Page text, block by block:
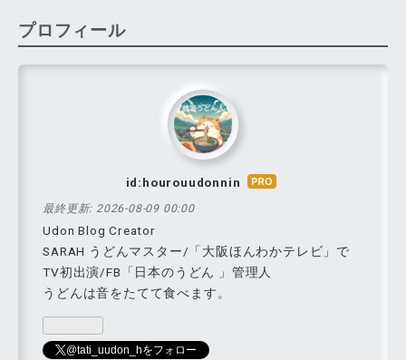
プロフィール
id:hourouudonnin
はて
Pro
最終更新: 2026-08-09 00:00
Udon Blog Creator
SARAH うどんマスター/「大阪ほんわかテレビ」で
TV初出演/FB「日本のうどん 」管理人
うどんは音をたてて食べます。
@tati_uudon_hをフォロー